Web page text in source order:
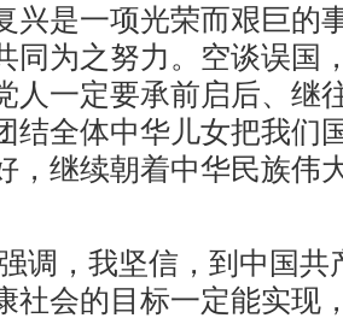
兴是一项光荣而艰巨的
同为之努力。空谈误国
人一定要承前启后、继
结全体中华儿女把我们
，继续朝着中华民族伟
调，我坚信，到中国共
社会的目标一定能实现